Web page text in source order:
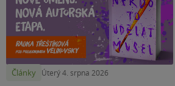
Články Úterý 4. srpna 2026